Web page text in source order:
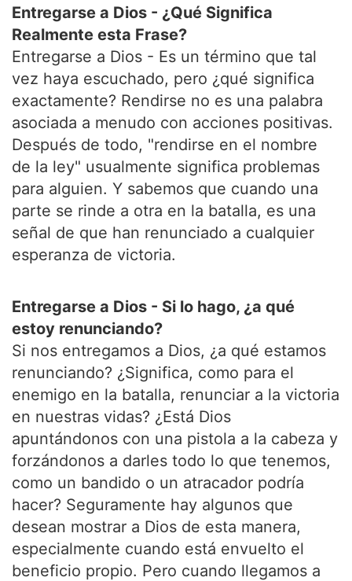
Entregarse a Dios - ¿Qué Significa
Realmente esta Frase?
Entregarse a Dios - Es un término que tal
vez haya escuchado, pero ¿qué significa
exactamente? Rendirse no es una palabra
asociada a menudo con acciones positivas.
Después de todo, "rendirse en el nombre
de la ley" usualmente significa problemas
para alguien. Y sabemos que cuando una
parte se rinde a otra en la batalla, es una
señal de que han renunciado a cualquier
esperanza de victoria.
Entregarse a Dios - Si lo hago, ¿a qué
estoy renunciando?
Si nos entregamos a Dios, ¿a qué estamos
renunciando? ¿Significa, como para el
enemigo en la batalla, renunciar a la victoria
en nuestras vidas? ¿Está Dios
apuntándonos con una pistola a la cabeza y
forzándonos a darles todo lo que tenemos,
como un bandido o un atracador podría
hacer? Seguramente hay algunos que
desean mostrar a Dios de esta manera,
especialmente cuando está envuelto el
beneficio propio. Pero cuando llegamos a